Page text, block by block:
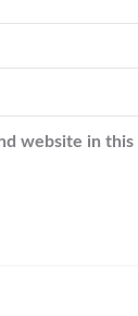
website in